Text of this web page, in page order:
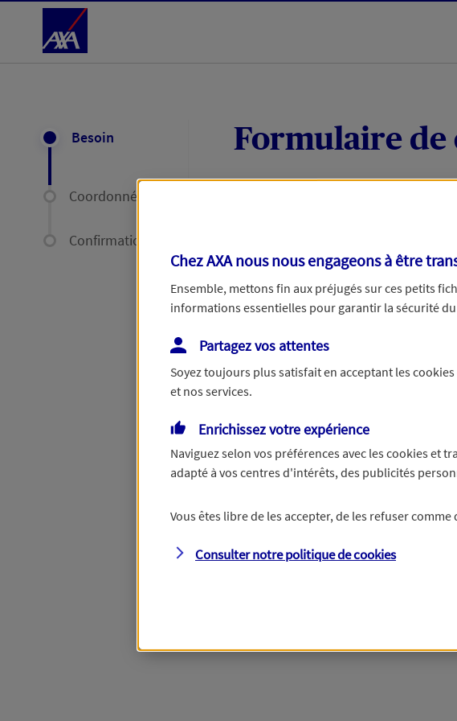
Accéder au Contenu
Besoin
Coordonnées
Confirmation
Formulaire de
Votre message :
Vous disposez de droits sur les informations
Chez AXA nous nous engageons à être
Ensemble, mettons fin aux préjugés sur ces petits
informations essentielles pour garantir la sécurité
Partagez vos attentes
Soyez toujours plus satisfait en acceptant les cookies
et nos services.
Enrichissez votre expérience
Naviguez selon vos préférences avec les cookies et
adapté à vos centres d'intérêts, des publicités
Vous êtes libre de les accepter, de les refuser
Consulter notre politique decookies